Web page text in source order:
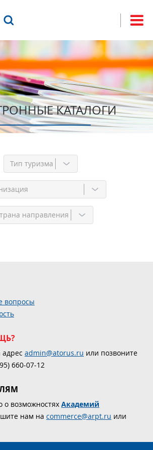
Что будем искать?
КАТАЛОГИ
вопросы
admin@atorus.ru или позвоните
660-07-12
о возможностях Академий
нам на commerce@arpt.ru или